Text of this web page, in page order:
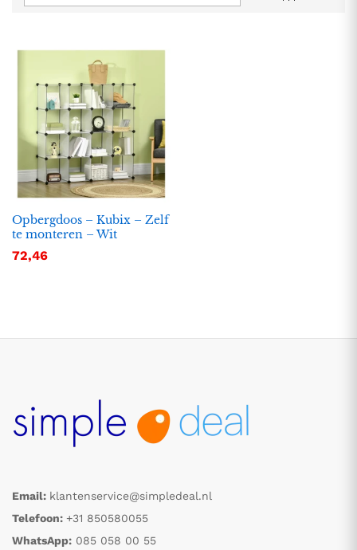
Opbergdoos – Kubix – Zelf
te monteren – Wit
72,46
Email: klantenservice@simpledeal.nl
Telefoon: +31 850580055
WhatsApp: 085 058 00 55